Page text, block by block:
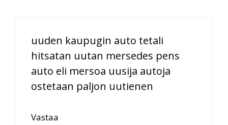
uuden kaupugin auto tetali
hitsatan uutan mersedes pens
auto eli mersoa uusija autoja
ostetaan paljon uutienen
Vastaa